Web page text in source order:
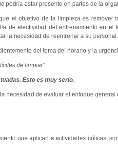
podría estar presente en partes de la
el objetivo de la limpieza es remover
de efectividad del entrenamiento en el
la necesidad de reentrenar a su personal.
del tema del horario y la
de limpiar”.
Esto es muy serio.
necesidad de evaluar el enfoque general
que aplican a actividades críticas,